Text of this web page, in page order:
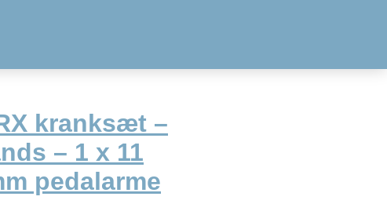
kranksæt –
– 1 x 11
pedalarme